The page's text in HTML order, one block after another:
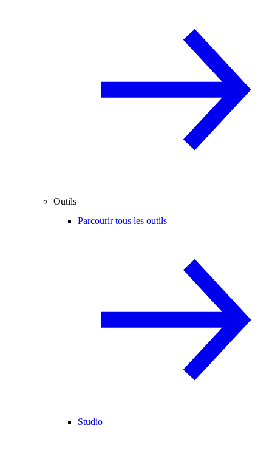
Outils
Parcourir tous les outils
Studio